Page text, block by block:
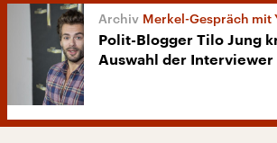
Merkel-Gespräch mit
Polit-Blogger Tilo Jung
Auswahl der Interviewer